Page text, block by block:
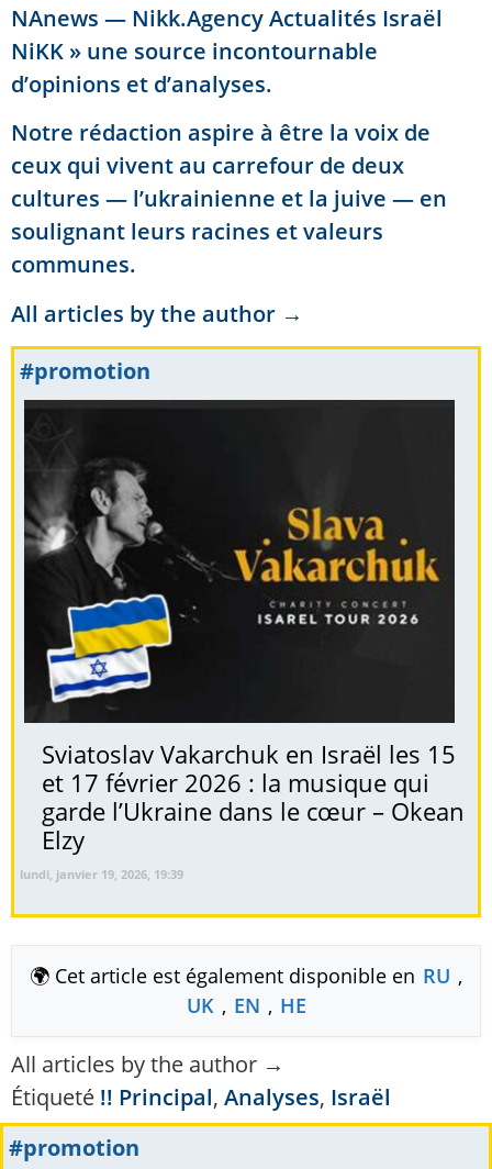
NAnews — Nikk.Agency Actualités Israël
NiKK » une source incontournable
d’opinions et d’analyses.
Notre rédaction aspire à être la voix de
ceux qui vivent au carrefour de deux
cultures — l’ukrainienne et la juive — en
soulignant leurs racines et valeurs
communes.
All articles by the author →
#promotion
Sviatoslav Vakarchuk en Israël les 15
et 17 février 2026 : la musique qui
garde l’Ukraine dans le cœur – Okean
Elzy
lundi, janvier 19, 2026, 19:39
🌍 Cet article est également disponible en RU ,
UK , EN , HE
All articles by the author →
Étiqueté !! Principal, Analyses, Israël
#promotion